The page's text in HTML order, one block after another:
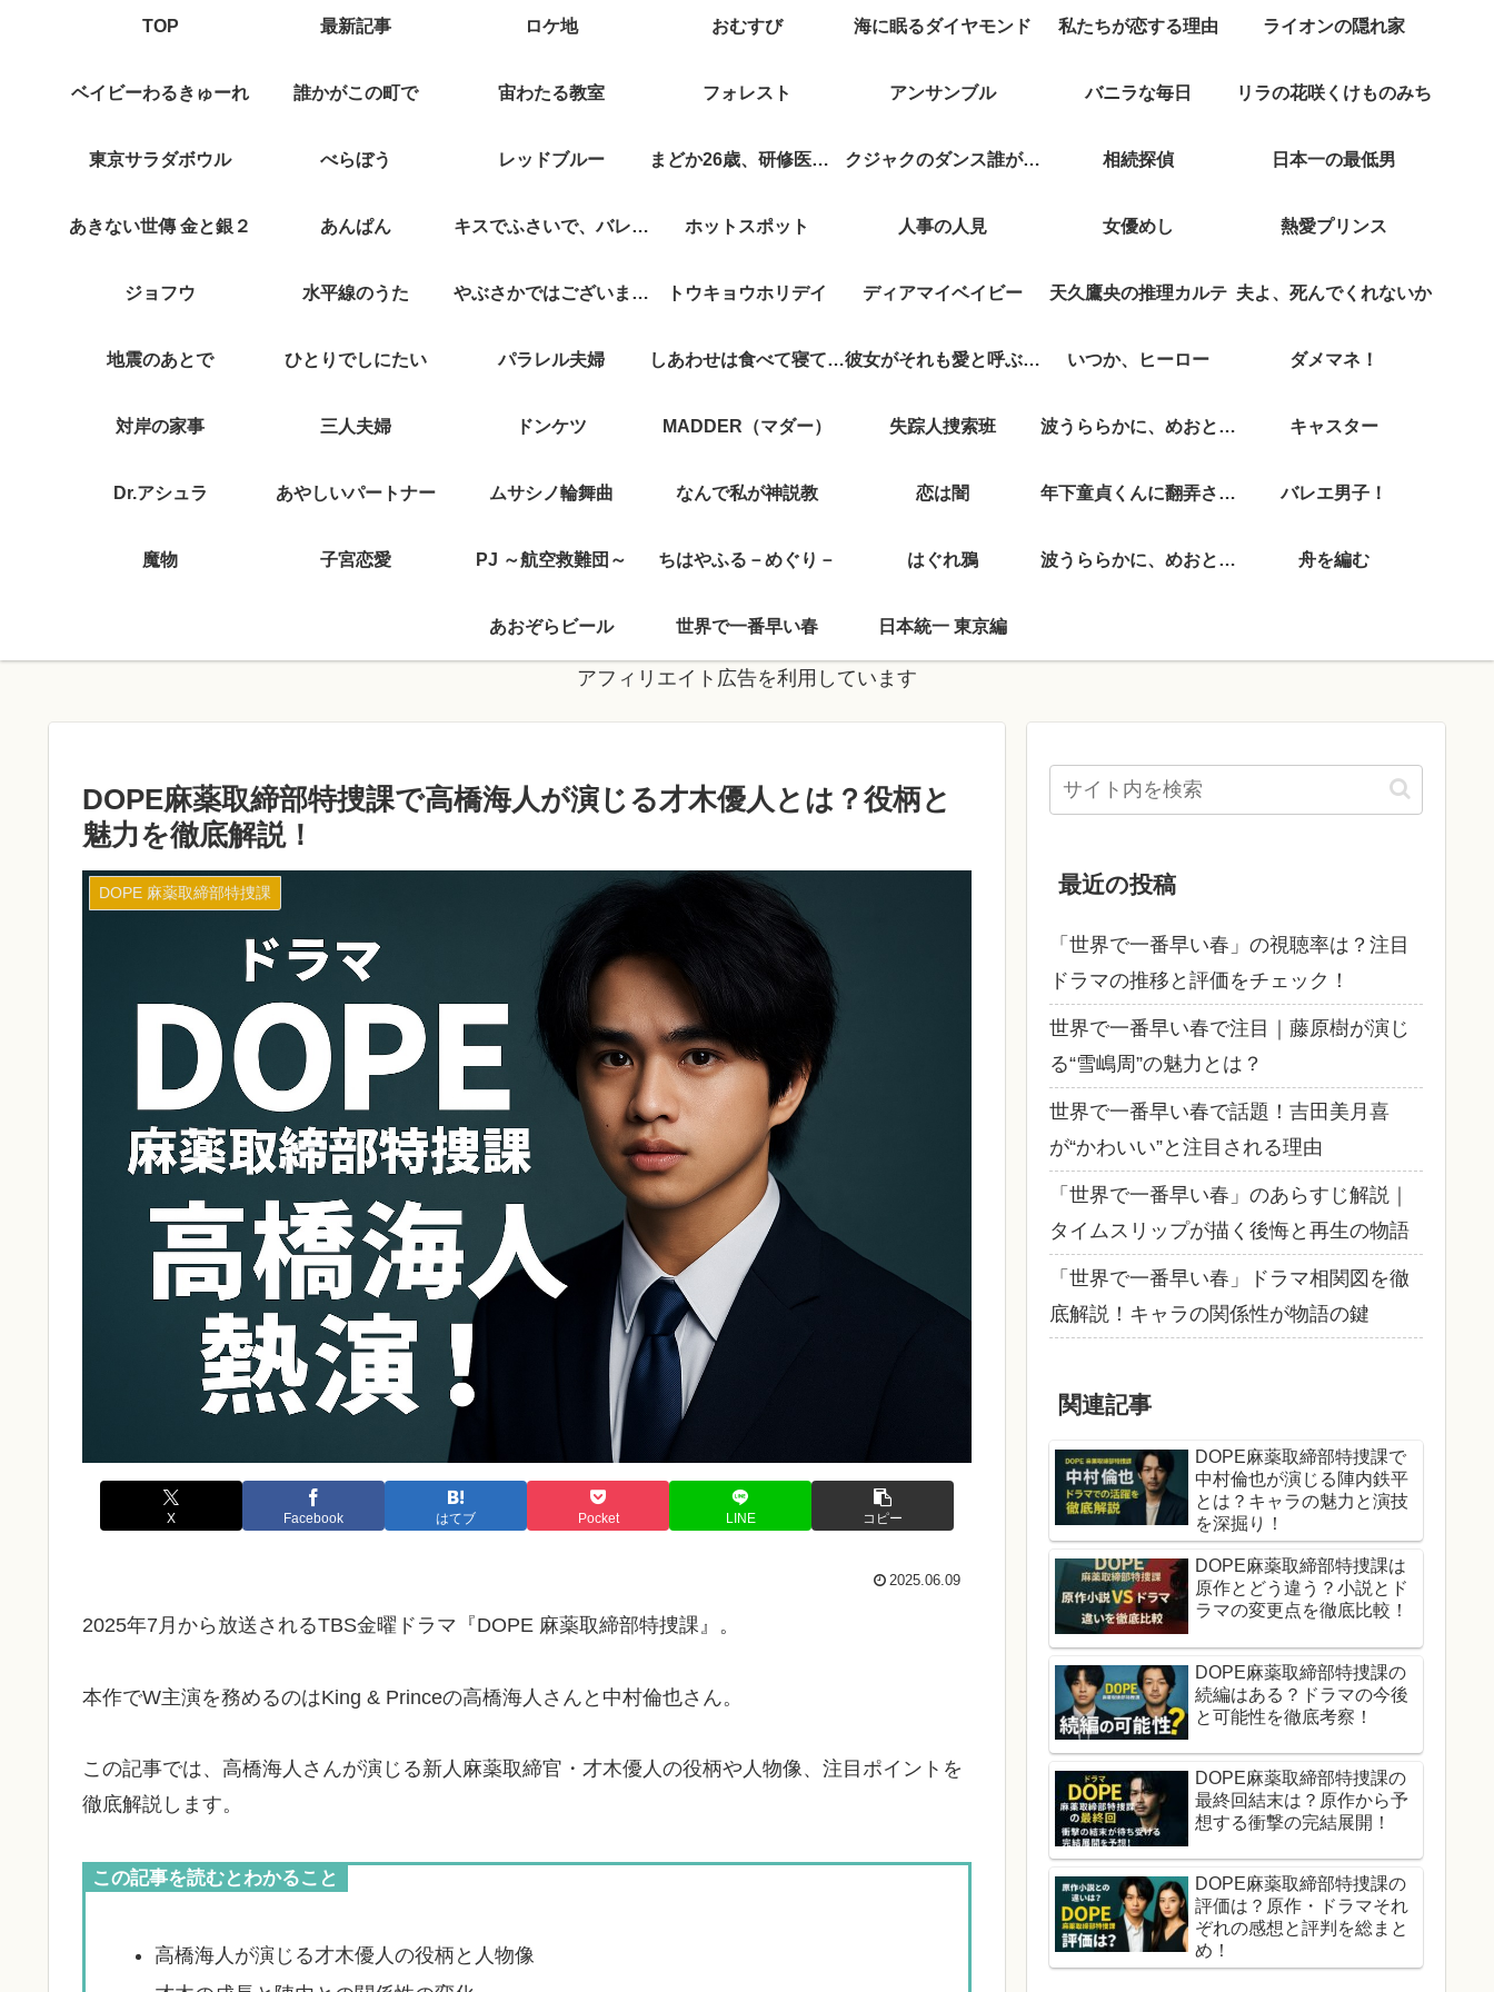
TOP 最新記事 ロケ地 おむすび 海に眠るダイヤモンド 私たちが恋する理由 ライオンの隠れ家
ベイビーわるきゅーれ 誰かがこの町で 宙わたる教室 フォレスト アンサンブル バニラな毎日 リラの花咲くけものみち
東京サラダボウル べらぼう レッドブルー まどか26歳、研修医やってます！ クジャクのダンス誰が見た？ 相続探偵 日本一の最低男
あきない世傳 金と銀２ あんぱん キスでふさいで、バレないで。 ホットスポット 人事の人見 女優めし 熱愛プリンス
ジョフウ 水平線のうた やぶさかではございません トウキョウホリデイ ディアマイベイビー 天久鷹央の推理カルテ 夫よ、死んでくれないか
地震のあとで ひとりでしにたい パラレル夫婦 しあわせは食べて寝て待て 彼女がそれも愛と呼ぶなら いつか、ヒーロー ダメマネ！
対岸の家事 三人夫婦 ドンケツ MADDER（マダー） 失踪人捜索班 波うららかに、めおと日和 キャスター
Dr.アシュラ あやしいパートナー ムサシノ輪舞曲 なんで私が神説教 恋は闇 年下童貞くんに翻弄されてます バレエ男子！
魔物 子宮恋愛 PJ ～航空救難団～ ちはやふる－めぐり－ はぐれ鴉 波うららかに、めおと日和 舟を編む
あおぞらビール 世界で一番早い春 日本統一 東京編
アフィリエイト広告を利用しています
DOPE麻薬取締部特捜課で高橋海人が演じる才木優人とは？役柄と
魅力を徹底解説！
DOPE 麻薬取締部特捜課
X Facebook はてブ Pocket LINE コピー
2025.06.09
2025年7月から放送されるTBS金曜ドラマ『DOPE 麻薬取締部特捜課』。
本作でW主演を務めるのはKing & Princeの高橋海人さんと中村倫也さん。
この記事では、高橋海人さんが演じる新人麻薬取締官・才木優人の役柄や人物像、注目ポイントを
徹底解説します。
この記事を読むとわかること
高橋海人が演じる才木優人の役柄と人物像
最近の投稿
「世界で一番早い春」の視聴率は？注目
ドラマの推移と評価をチェック！
世界で一番早い春で注目｜藤原樹が演じ
る“雪嶋周”の魅力とは？
世界で一番早い春で話題！吉田美月喜
が“かわいい”と注目される理由
「世界で一番早い春」のあらすじ解説｜
タイムスリップが描く後悔と再生の物語
「世界で一番早い春」ドラマ相関図を徹
底解説！キャラの関係性が物語の鍵
関連記事
DOPE麻薬取締部特捜課で
中村倫也が演じる陣内鉄平
とは？キャラの魅力と演技
を深掘り！
DOPE麻薬取締部特捜課は
原作とどう違う？小説とド
ラマの変更点を徹底比較！
DOPE麻薬取締部特捜課の
続編はある？ドラマの今後
と可能性を徹底考察！
DOPE麻薬取締部特捜課の
最終回結末は？原作から予
想する衝撃の完結展開！
DOPE麻薬取締部特捜課の
評価は？原作・ドラマそれ
ぞれの感想と評判を総まと
め！